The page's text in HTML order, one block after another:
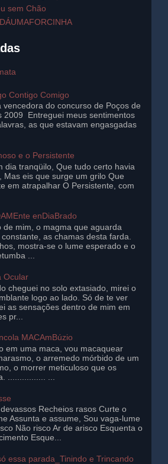
sem Chão
Contigo Comigo
vencedora do concurso de Poços de
2009 Entreguei meus sentimentos
as que estavam engasgadas
e o Persistente
dia tranqüilo, Que tudo certo havia
Mas eis que surge um grilo Que
em atrapalhar O Persistente, com
enDiaBrado
de mim, o magma que aguarda
as chamas desta farda.
mostra-se o lume esperado e o
...
Ocular
cheguei no solo extasiado, mirei o
logo ao lado. Só de te ver
as sensações dentro de mim em
pr...
MACAmBúzio
em uma maca, vou macaquear
o arremedo mórbido de um
o morrer meticuloso que os
................ ...
Recheios rasos Curte o
Assunta e assume, Sou vaga-lume
Não risco Ar de arisco Esquenta o
Esque...
essa parada_Tinindo e Trincando